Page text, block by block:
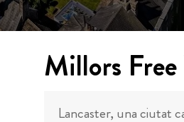
Millors Free
Lancaster, una ciutat